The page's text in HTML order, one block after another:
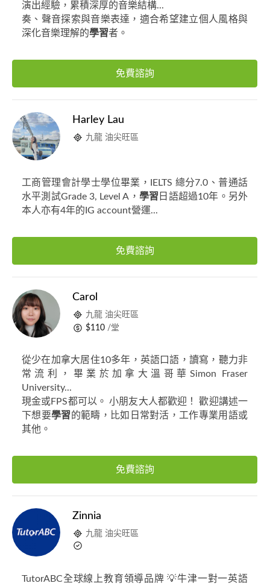
演出經驗，累積深厚的音樂結構...
奏、聲音探索與音樂表達，適合希望建立個人風格與
深化音樂理解的學習者。
免費諮詢
Harley Lau
九龍 油尖旺區
工商管理會計學士學位畢業，IELTS 總分7.0、普通話
水平測試Grade 3, Level A， 學習 日語超過10年。另外
本人亦有4年的IG account營運...
免費諮詢
Carol
九龍 油尖旺區
$110 /堂
從少在加拿大居住10多年，英語口語，讀寫，聽力非
常流利，畢業於加拿大溫哥華Simon Fraser
University...
現金或FPS都可以。 小朋友大人都歡迎！ 歡迎講述一
下想要學習 的範疇，比如日常對活，工作專業用語或
其他。
免費諮詢
Zinnia
九龍 油尖旺區
TutorABC全球線上教育領導品牌 💡牛津一對一英語